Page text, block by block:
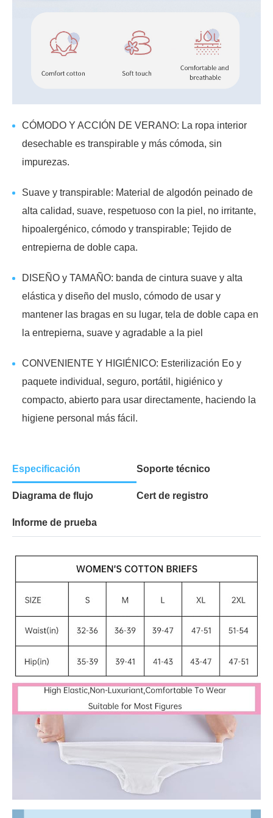
CÓMODO Y ACCIÓN DE VERANO: La ropa interior
desechable es transpirable y más cómoda, sin
impurezas.
Suave y transpirable: Material de algodón peinado de
alta calidad, suave, respetuoso con la piel, no irritante,
hipoalergénico, cómodo y transpirable; Tejido de
entrepierna de doble capa.
DISEÑO y TAMAÑO: banda de cintura suave y alta
elástica y diseño del muslo, cómodo de usar y
mantener las bragas en su lugar, tela de doble capa en
la entrepierna, suave y agradable a la piel
CONVENIENTE Y HIGIÉNICO: Esterilización Eo y
paquete individual, seguro, portátil, higiénico y
compacto, abierto para usar directamente, haciendo la
higiene personal más fácil.
Especificación Soporte técnico
Diagrama de flujo Cert de registro
Informe de prueba